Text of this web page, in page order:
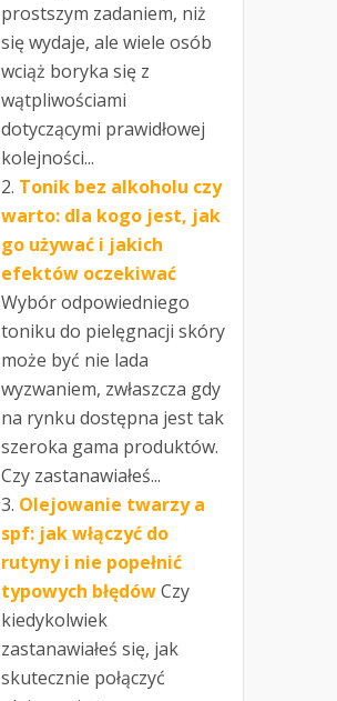
prostszym zadaniem, niż
się wydaje, ale wiele osób
wciąż boryka się z
wątpliwościami
dotyczącymi prawidłowej
kolejności...
Tonik bez alkoholu czy
warto: dla kogo jest, jak
go używać i jakich
efektów oczekiwać
Wybór odpowiedniego
toniku do pielęgnacji skóry
może być nie lada
wyzwaniem, zwłaszcza gdy
na rynku dostępna jest tak
szeroka gama produktów.
Czy zastanawiałeś...
Olejowanie twarzy a
spf: jak włączyć do
rutyny i nie popełnić
typowych błędówCzy
kiedykolwiek
zastanawiałeś się, jak
skutecznie połączyć